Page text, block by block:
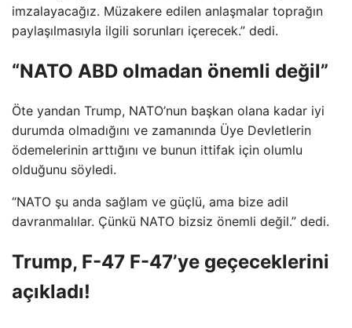
imzalayacağız. Müzakere edilen anlaşmalar toprağın
paylaşılmasıyla ilgili sorunları içerecek.” dedi.
“NATO ABD olmadan önemli değil”
Öte yandan Trump, NATO’nun başkan olana kadar iyi
durumda olmadığını ve zamanında Üye Devletlerin
ödemelerinin arttığını ve bunun ittifak için olumlu
olduğunu söyledi.
“NATO şu anda sağlam ve güçlü, ama bize adil
davranmalılar. Çünkü NATO bizsiz önemli değil.” dedi.
Trump, F-47 F-47’ye geçeceklerini
açıkladı!